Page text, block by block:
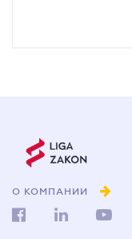
О КОМПАНИИ